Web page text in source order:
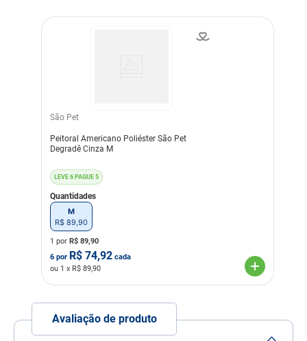
Modo de uso
Ajustar conforme tamanho
do Pet. É recomendado
evitar contato com
Multicores
Material
Composição
São Pet
Peitoral Americano Poliéster São Pet
Degradê Cinza M
LEVE 6 PAGUE 5
Quantidades
M
R$ 89 90
1 por R$ 89,90
6 por R$ 74,92 cada
ou 1 x R$ 89,90
Avaliação de produto